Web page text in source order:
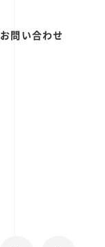
お問い合わせ